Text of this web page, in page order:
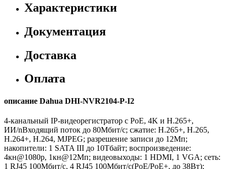
Характеристики
Документация
Доставка
Оплата
описание Dahua DHI-NVR2104-P-I2
4-канальный IP-видеорегистратор с PoE, 4K и H.265+,
ИИ/nВходящий поток до 80Мбит/с; сжатие: H.265+, H.265,
H.264+, H.264, MJPEG; разрешение записи до 12Мп;
накопители: 1 SATA III до 10Тбайт; воспроизведение:
4кн@1080p, 1кн@12Мп; видеовыходы: 1 HDMI, 1 VGA; cеть:
1 RJ45 100Мбит/с, 4 RJ45 100Мбит/с(PoE/PoE+, до 38Вт);